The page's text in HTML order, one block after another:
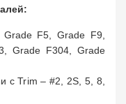
F5, Grade F9,
Grade F304, Grade
с Trim – #2, 2S, 5, 8,